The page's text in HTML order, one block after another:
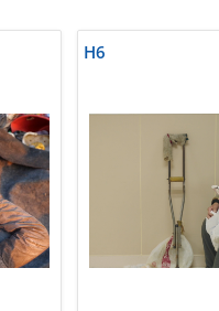
H6